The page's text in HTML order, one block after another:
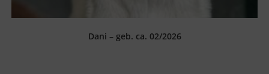
Dani – geb. ca. 02/2026